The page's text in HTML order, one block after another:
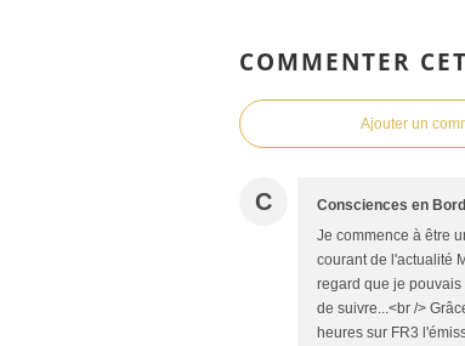
COMMENTER
Ajouter un
C Consciences en
Je commence à être
courant de l'actualité
regard que je
de suivre...<br />
heures sur FR3